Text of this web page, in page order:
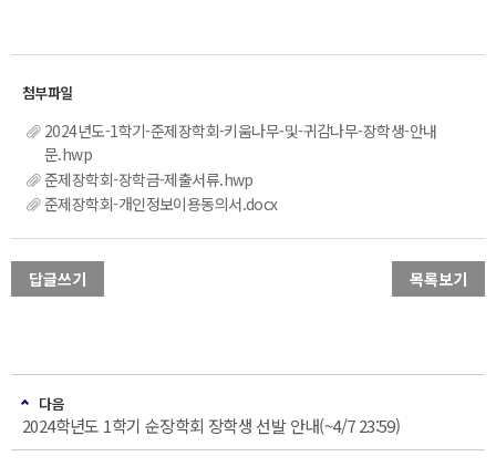
2024년도-1학기-준제장학회-키움나무-및-귀감나무-장학생-안내
문.hwp
준제장학회-장학금-제출서류.hwp
준제장학회-개인정보이용동의서.docx
답글쓰기 목록보기
다음
2024학년도 1학기 순장학회 장학생 선발 안내(~4/7 23:59)